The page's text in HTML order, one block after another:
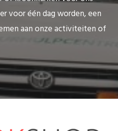
voor één dag worden, een
aan onze activiteiten of